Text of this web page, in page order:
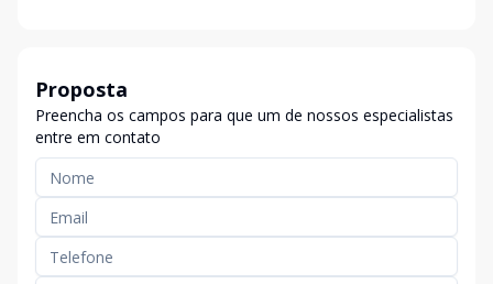
Proposta
Preencha os campos para que um de nossos especialistas
entre em contato